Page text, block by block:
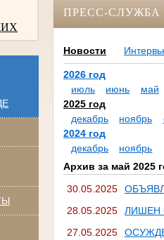
ПРЕСС-СЛУЖБА
Новости
2026 год
июль
июнь май
2025 год
декабрь
ноябрь
2024 год
декабрь
ноябрь
Архив за май 2025
30.05.2025
28.05.2025
ЛИШЕН
27.05.2025